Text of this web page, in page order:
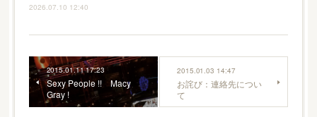
2026.07.10 12:40
2015.01.11 17:23
Sexy People !! Macy
Gray !
2015.01.03 14:47
お詫び：連絡先につい
て